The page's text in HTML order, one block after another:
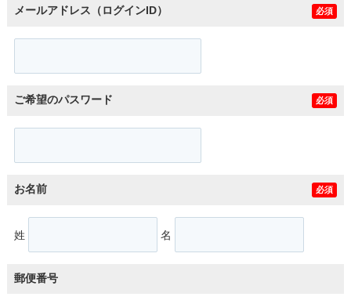
メールアドレス（ログインID） 必須
ご希望のパスワード 必須
お名前 必須
姓 名
郵便番号